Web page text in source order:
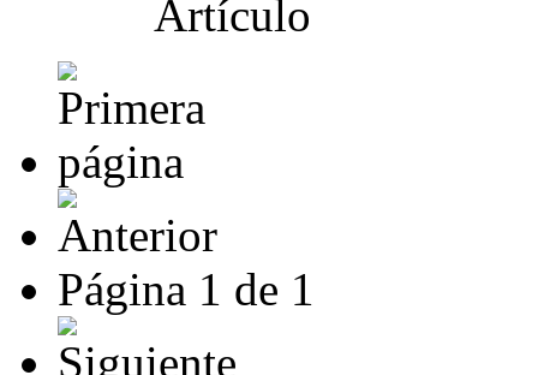
Página 1 de 1